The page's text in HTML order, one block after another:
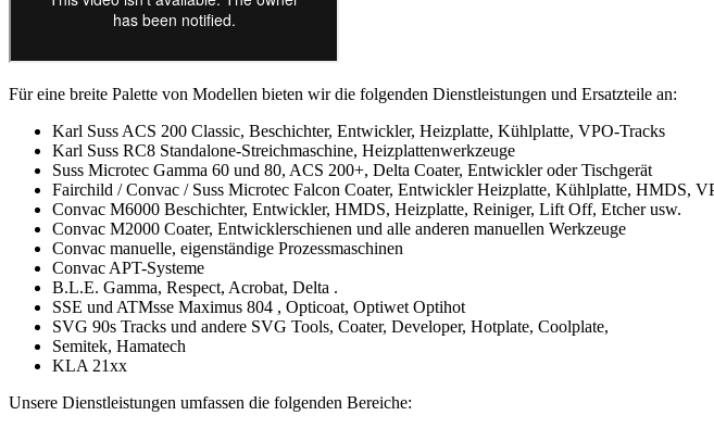
Für eine breite Palette von Modellen bieten wir die folgenden Dienstleistungen und Ersatzteile an:
Karl Suss ACS 200 Classic, Beschichter, Entwickler, Heizplatte, Kühlplatte, VPO-Tracks
Karl Suss RC8 Standalone-Streichmaschine, Heizplattenwerkzeuge
Suss Microtec Gamma 60 und 80, ACS 200+, Delta Coater, Entwickler oder Tischgerät
Fairchild / Convac / Suss Microtec Falcon Coater, Entwickler Heizplatte, Kühlplatte, HMDS,
Convac M6000 Beschichter, Entwickler, HMDS, Heizplatte, Reiniger, Lift Off, Etcher usw.
Convac M2000 Coater, Entwicklerschienen und alle anderen manuellen Werkzeuge
Convac manuelle, eigenständige Prozessmaschinen
Convac APT-Systeme
B.L.E. Gamma, Respect, Acrobat, Delta .
SSE und ATMsse Maximus 804 , Opticoat, Optiwet Optihot
SVG 90s Tracks und andere SVG Tools, Coater, Developer, Hotplate, Coolplate,
Semitek, Hamatech
KLA 21xx
Unsere Dienstleistungen umfassen die folgenden Bereiche: